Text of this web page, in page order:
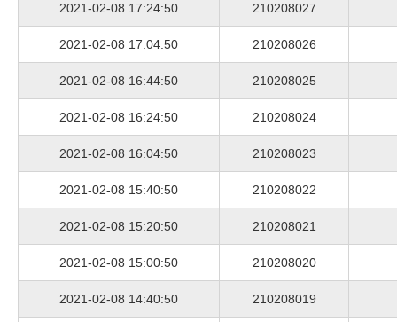
2021-02-08 17:24:50 210208027
2021-02-08 17:04:50 210208026
2021-02-08 16:44:50 210208025
2021-02-08 16:24:50 210208024
2021-02-08 16:04:50 210208023
2021-02-08 15:40:50 210208022
2021-02-08 15:20:50 210208021
2021-02-08 15:00:50 210208020
2021-02-08 14:40:50 210208019